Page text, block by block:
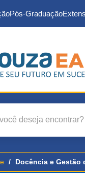
Pós-Graduação
Docência e Gestão